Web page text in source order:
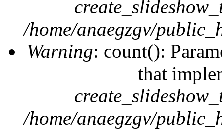
/home/anaegzgv/
Warning: count():
that
/home/anaegzgv/